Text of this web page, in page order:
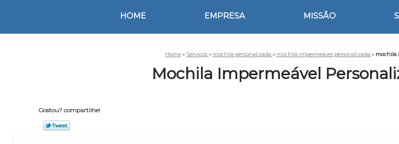
HOME EMPRESA MISSÃO
Home » Serviços » mochila personalizada » mochila impermeável personalizada » mochila
Mochila Impermeável
Gostou? compartilhe!